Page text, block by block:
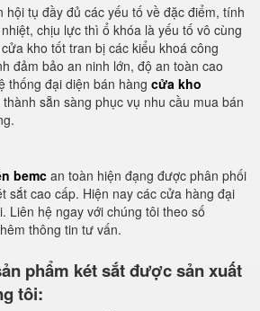
hội tụ đầy đủ các yếu tố về đặc điểm, tính
chịu lực thì ổ khóa là yếu tố vô cùng
kho tốt tran bị các kiểu khoá công
đảm bảo an ninh lớn, độ an toàn cao
thống đại diện bán hàng cửa kho
sẵn sàng phục vụ nhu cầu mua bán
bemc an toàn hiện đạng được phân phối
sắt cao cấp. Hiện nay các cửa hàng đại
Liên hệ ngay với chúng tôi theo số
thông tin tư vấn.
phẩm két sắt được sản xuất
tôi: